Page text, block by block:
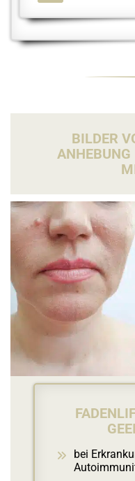
BILDER
ANHEBUNG
bei